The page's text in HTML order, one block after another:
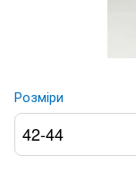
Розміри
42-44